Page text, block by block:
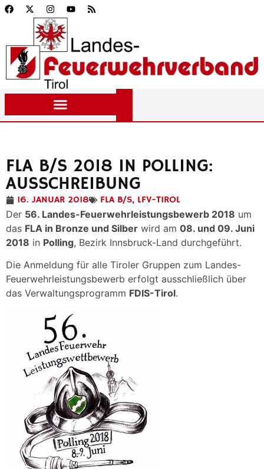
FLA B/S 2018 IN POLLING:
AUSSCHREIBUNG
16. JANUAR 2018 FLA B/S, LFV-TIROL
Der 56. Landes-Feuerwehrleistungsbewerb 2018 um
das FLA in Bronze und Silber wird am 08. und 09. Juni
2018 in Polling, Bezirk Innsbruck-Land durchgeführt.
Die Anmeldung für alle Tiroler Gruppen zum Landes-
Feuerwehrleistungsbewerb erfolgt ausschließlich über
das Verwaltungsprogramm FDIS-Tirol.